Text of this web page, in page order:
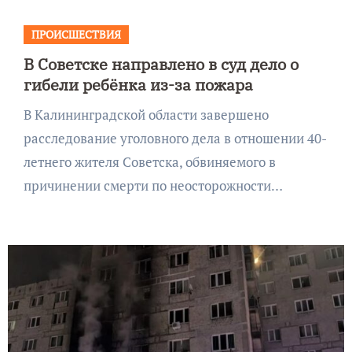
ПРОИСШЕСТВИЯ
В Советске направлено в суд дело о
гибели ребёнка из-за пожара
В Калининградской области завершено
расследование уголовного дела в отношении 40-
летнего жителя Советска, обвиняемого в
причинении смерти по неосторожности…